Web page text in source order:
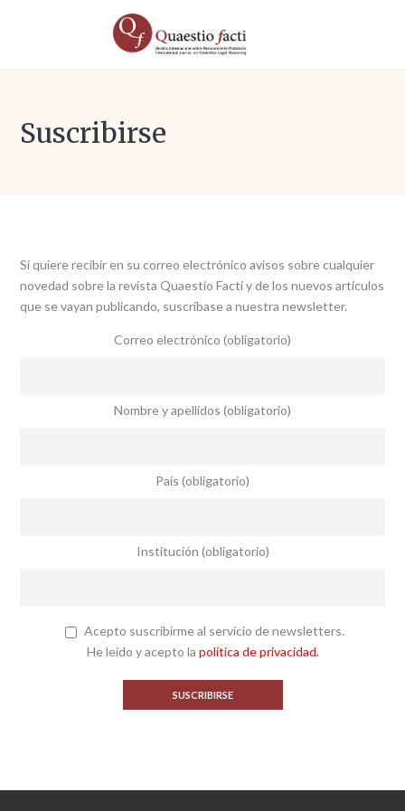
Suscribirse
Si quiere recibir en su correo electrónico avisos sobre cualquier
novedad sobre la revista Quaestio Facti y de los nuevos artículos
que se vayan publicando, suscríbase a nuestra newsletter.
Correo electrónico (obligatorio)
Nombre y apellidos (obligatorio)
País (obligatorio)
Institución (obligatorio)
Acepto suscribirme al servicio de newsletters.
He leído y acepto la política de privacidad.